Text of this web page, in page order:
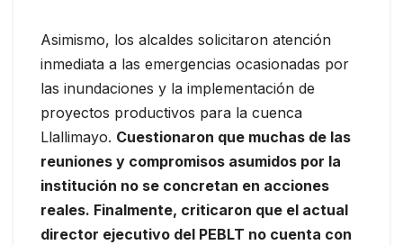
Asimismo, los alcaldes solicitaron atención
inmediata a las emergencias ocasionadas por
las inundaciones y la implementación de
proyectos productivos para la cuenca
Llallimayo. Cuestionaron que muchas de las
reuniones y compromisos asumidos por la
institución no se concretan en acciones
reales. Finalmente, criticaron que el actual
director ejecutivo del PEBLT no cuenta con